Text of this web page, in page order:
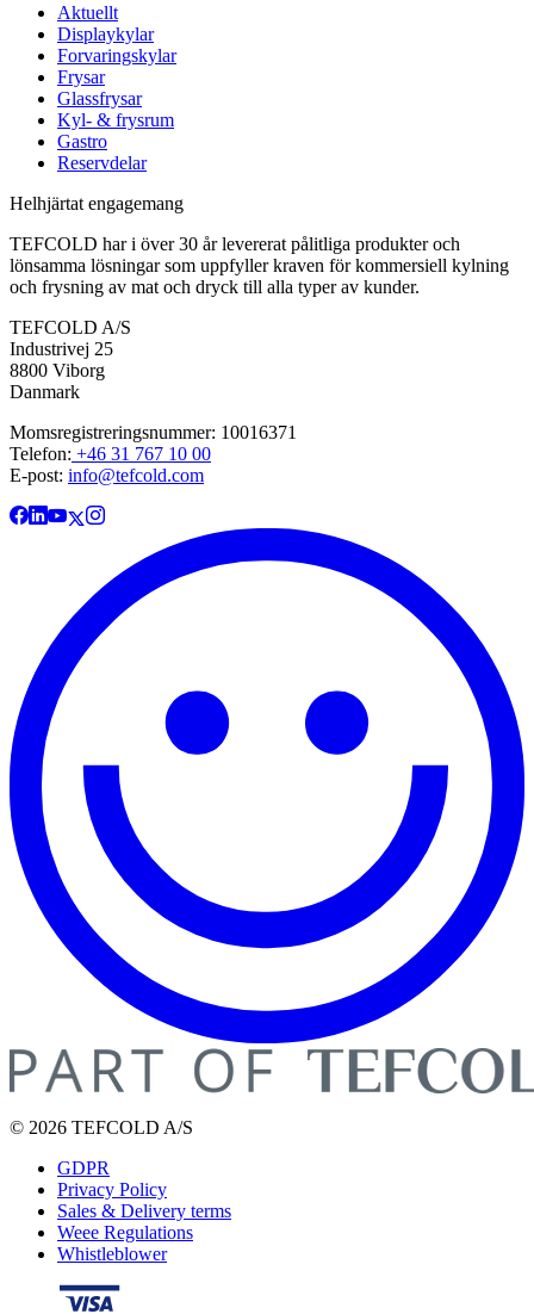
Aktuellt
Displaykylar
Forvaringskylar
Frysar
Glassfrysar
Kyl- & frysrum
Gastro
Reservdelar
Helhjärtat engagemang
TEFCOLD har i över 30 år levererat pålitliga produkter och
lönsamma lösningar som uppfyller kraven för kommersiell kylning
och frysning av mat och dryck till alla typer av kunder.
TEFCOLD A/S
Industrivej 25
8800 Viborg
Danmark
Momsregistreringsnummer: 10016371
Telefon: +46 31 767 10 00
E-post: info@tefcold.com
© 2026 TEFCOLD A/S
GDPR
Privacy Policy
Sales & Delivery terms
Weee Regulations
Whistleblower